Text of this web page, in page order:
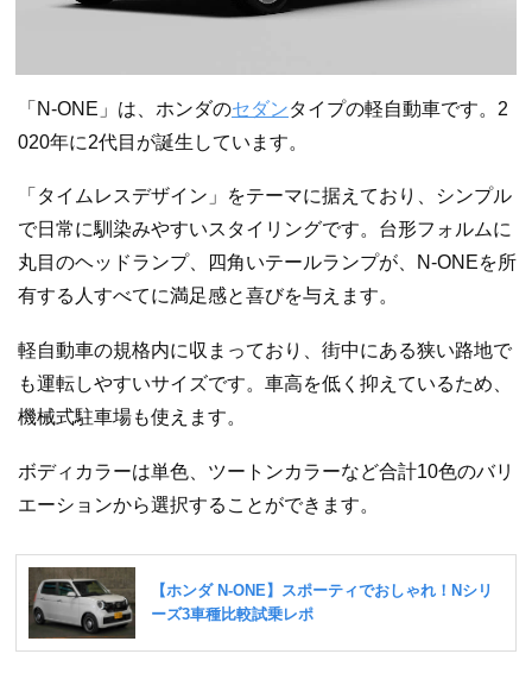
「N-ONE」は、ホンダのセダンタイプの軽自動車です。2
020年に2代目が誕生しています。
「タイムレスデザイン」をテーマに据えており、シンプル
で日常に馴染みやすいスタイリングです。台形フォルムに
丸目のヘッドランプ、四角いテールランプが、N-ONEを所
有する人すべてに満足感と喜びを与えます。
軽自動車の規格内に収まっており、街中にある狭い路地で
も運転しやすいサイズです。車高を低く抑えているため、
機械式駐車場も使えます。
ボディカラーは単色、ツートンカラーなど合計10色のバリ
エーションから選択することができます。